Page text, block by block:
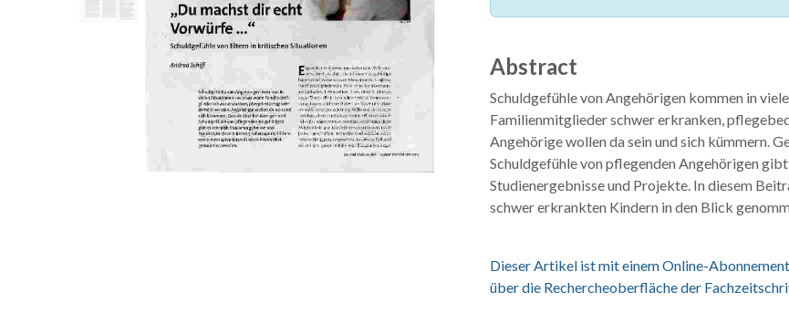
Abstract
Schuldgefühle von Angehörigen kommen in
Familienmitglieder schwer erkranken,
Angehörige wollen da sein und sich kümmern.
Schuldgefühle von pflegenden Angehörigen
Studienergebnisse und Projekte. In diesem
schwer erkrankten Kindern in den Blick
Dieser Artikel ist mit einem Online-
über die Rechercheoberfläche der